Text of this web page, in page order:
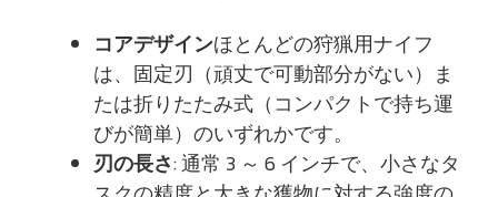
コアデザインほとんどの狩猟用ナイフ
は、固定刃（頑丈で可動部分がない）ま
たは折りたたみ式（コンパクトで持ち運
びが簡単）のいずれかです。
刃の長さ: 通常 3 ～ 6 インチで、小さなタ